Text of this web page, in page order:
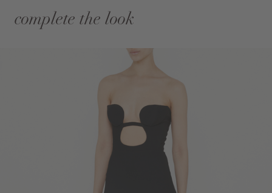
complete the look